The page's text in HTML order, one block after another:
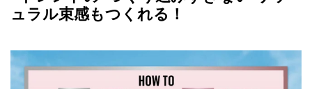
ュラル束感もつくれる！